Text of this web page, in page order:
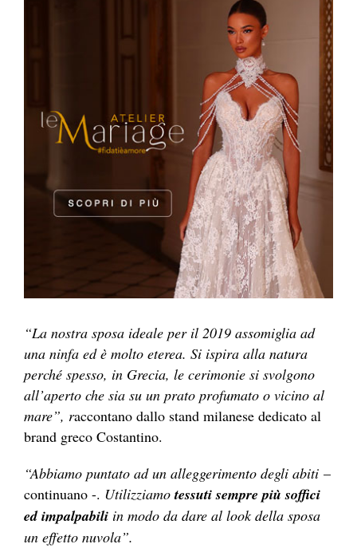
“La nostra sposa ideale per il 2019 assomiglia ad
una ninfa ed è molto eterea. Si ispira alla natura
perché spesso, in Grecia, le cerimonie si svolgono
all’aperto che sia su un prato profumato o vicino al
mare”, raccontano dallo stand milanese dedicato al
brand greco Costantino.
“Abbiamo puntato ad un alleggerimento degli abiti –
continuano -. Utilizziamotessuti sempre più soffici
ed impalpabili in modo da dare al look della sposa
un effetto nuvola”.